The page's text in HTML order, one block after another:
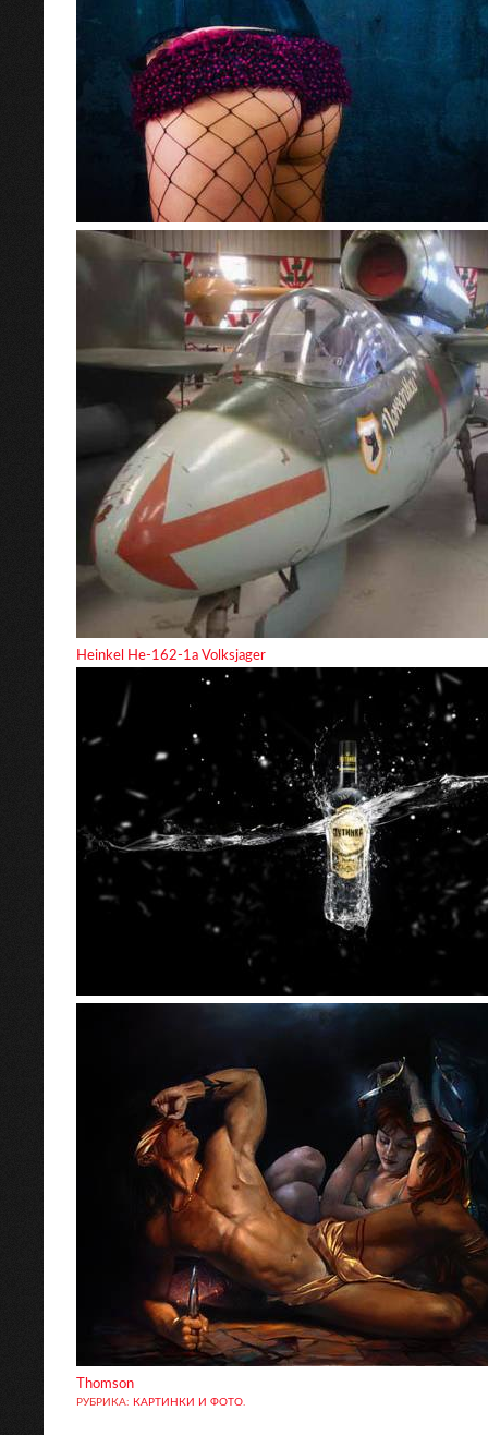
Heinkel He-162-1a Volksjager
Thomson
РУБРИКА: КАРТИНКИ И ФОТО.